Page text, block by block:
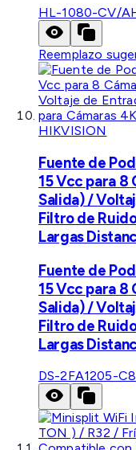
HL-1080-CV/A
Reemplazo
HIKVISION
Fuente de
15 Vcc para 8
Salida) /
Filtro de
Largas
Fuente de
15 Vcc para 8
Salida) /
Filtro de
Largas
DS-2FA1205-